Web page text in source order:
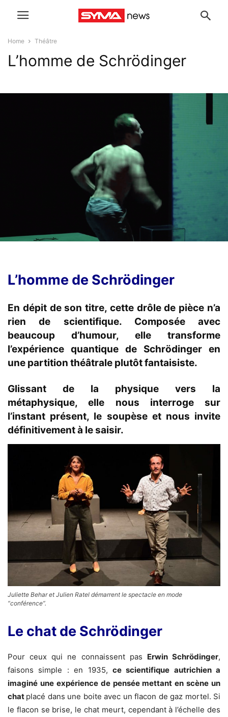
Home Théâtre
L’homme de Schrödinger
L’homme de Schrödinger
En dépit de son titre, cette drôle de pièce n’a
rien de scientifique.Composée avec
beaucoup d’humour, elle transforme
l’expérience quantique de Schrödinger en
une partition théâtrale plutôt fantaisiste.
Glissant de la physique vers la
métaphysique, elle nous interroge sur
l’instant présent, le soupèse et nous invite
définitivement à le saisir.
Juliette Behar et Julien Ratel démarrent le spectacle en mode
“conférence”.
Le chat de Schrödinger
Pour ceux qui ne connaissent pas Erwin Schrödinger,
faisons simple : en 1935, ce scientifique autrichien a
imaginé une expérience de pensée mettant en scène un
chat placé dans une boite avec un flacon de gaz mortel. Si
le flacon se brise, le chat meurt, cependant à l’échelle des